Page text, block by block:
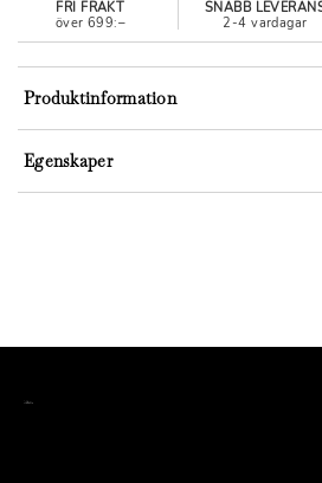
FRI FRAKT
över 699:–
SNABB
2-4 vardagar
Egenskaper
Produktinformation